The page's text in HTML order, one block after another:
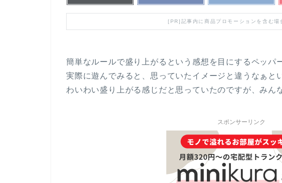
[PR]記事内に商品プロモーションを含む場
簡単なルールで盛り上がるという感想を目にするペッパ
実際に遊んでみると、思っていたイメージと違うなぁと
わいわい盛り上がる感じだと思っていたのですが、みん
スポンサーリンク